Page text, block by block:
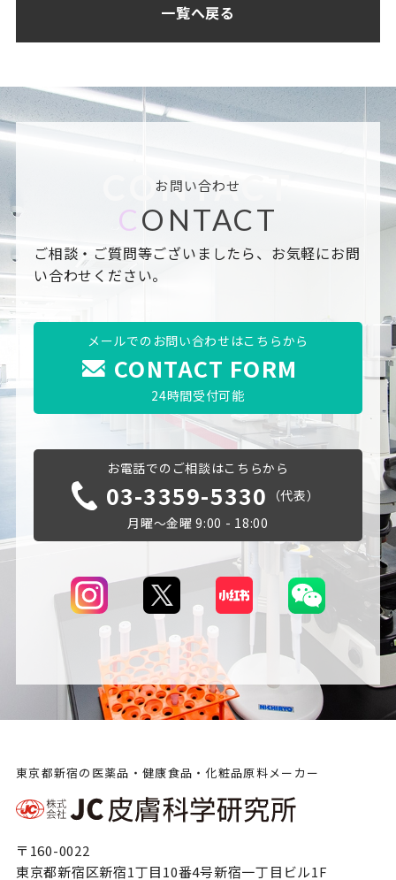
一覧へ戻る
お問い合わせ
CONTACT
CONTACT
ご相談・ご質問等ございましたら、お気軽にお問
い合わせください。
メールでのお問い合わせはこちらから
CONTACT FORM
24時間受付可能
お電話でのご相談はこちらから
03-3359-5330
（代表）
月曜～金曜 9:00 - 18:00
東京都新宿の医薬品・健康食品・化粧品原料メーカー
〒160-0022
東京都新宿区新宿1丁目10番4号新宿一丁目ビル1F